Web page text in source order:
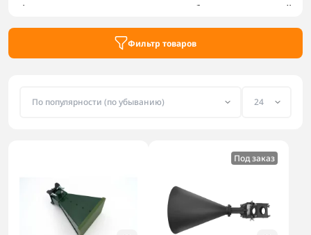
фиксировать самые маленькие объекты с высокой
идеальными для спутниковых терминалов, радаров и
Фильтр товаров
Под заказ